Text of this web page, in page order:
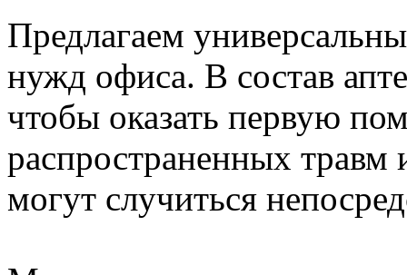
Предлагаем
нужд офиса. В состав
чтобы оказать первую
распространенных травм
могут случиться